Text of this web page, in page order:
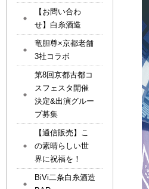
【お問い合わ
せ】白糸酒造
竜胆尊×京都老舗
3社コラボ
第8回京都古都コ
スフェスタ開催
決定&出演グルー
プ募集
【通信販売】こ
の素晴らしい世
界に祝福を！
BiVi二条白糸酒造